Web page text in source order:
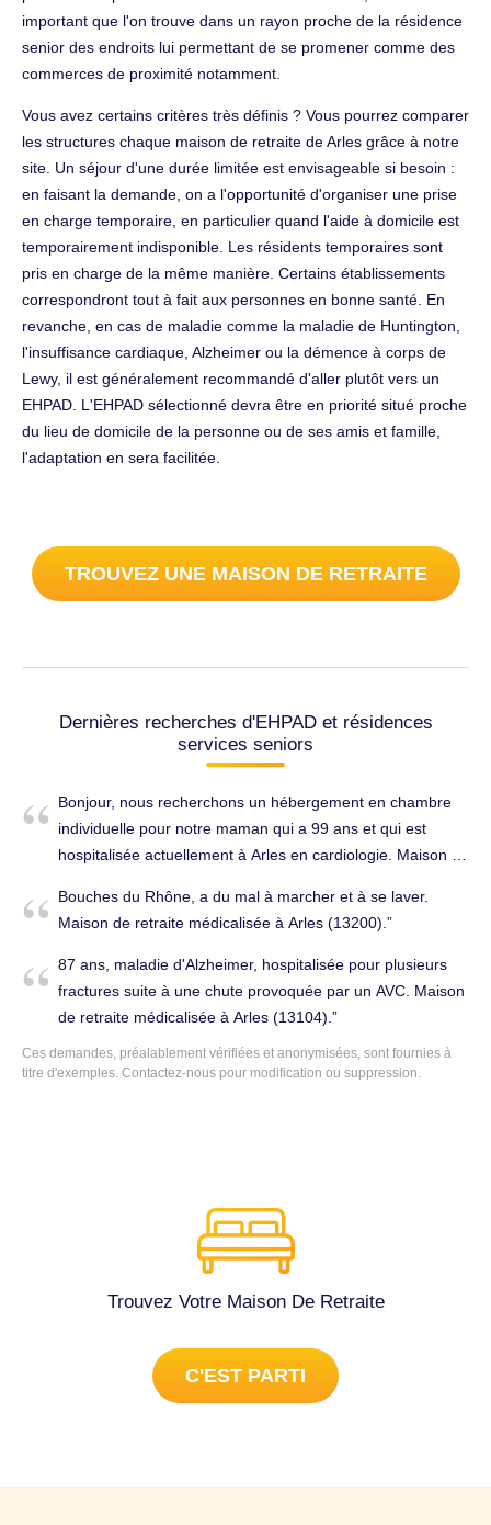
important que l'on trouve dans un rayon proche de la résidence
senior des endroits lui permettant de se promener comme des
commerces de proximité notamment.
Vous avez certains critères très définis ? Vous pourrez comparer
les structures chaque maison de retraite de Arles grâce à notre
site. Un séjour d'une durée limitée est envisageable si besoin :
en faisant la demande, on a l'opportunité d'organiser une prise
en charge temporaire, en particulier quand l'aide à domicile est
temporairement indisponible. Les résidents temporaires sont
pris en charge de la même manière. Certains établissements
correspondront tout à fait aux personnes en bonne santé. En
revanche, en cas de maladie comme la maladie de Huntington,
l'insuffisance cardiaque, Alzheimer ou la démence à corps de
Lewy, il est généralement recommandé d'aller plutôt vers un
EHPAD. L'EHPAD sélectionné devra être en priorité situé proche
du lieu de domicile de la personne ou de ses amis et famille,
l'adaptation en sera facilitée.
TROUVEZ UNE MAISON DE RETRAITE
Dernières recherches d'EHPAD et résidences
services seniors
Bonjour, nous recherchons un hébergement en chambre
individuelle pour notre maman qui a 99 ans et qui est
hospitalisée actuellement à Arles en cardiologie. Maison de
Bouches du Rhône, a du mal à marcher et à se laver.
Maison de retraite médicalisée à Arles (13200).
87 ans, maladie d'Alzheimer, hospitalisée pour plusieurs
fractures suite à une chute provoquée par un AVC. Maison
de retraite médicalisée à Arles (13104).
Ces demandes, préalablement vérifiées et anonymisées, sont fournies à
titre d'exemples. Contactez-nous pour modification ou suppression.
Trouvez Votre Maison De Retraite
C'EST PARTI